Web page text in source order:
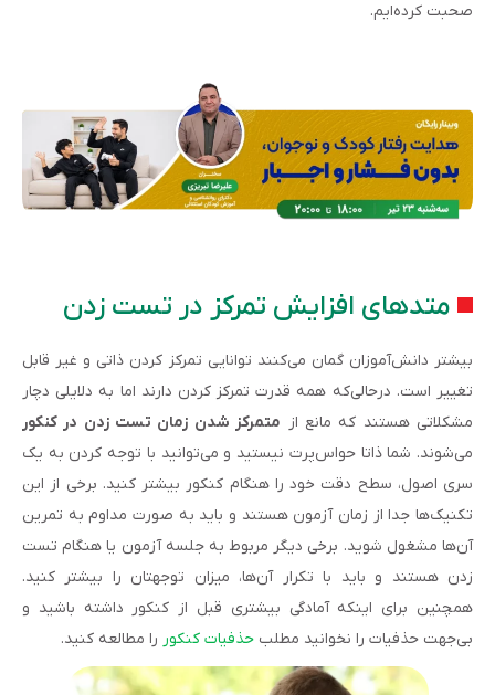
صحبت کرده‌ایم.
متدهای افزایش تمرکز در تست زدن
بیشتر دانش‌آموزان گمان می‌کنند توانایی تمرکز کردن ذاتی و غیر قابل
تغییر است. درحالی‌که همه قدرت تمرکز کردن دارند اما به دلایلی دچار
مشکلاتی هستند که مانع از متمرکز شدن زمان تست زدن در کنکور
می‌شوند. شما ذاتا حواس‌پرت نیستید و می‌توانید با توجه کردن به یک
سری اصول، سطح دقت خود را هنگام کنکور بیشتر کنید. برخی از این
تکنیک‌ها جدا از زمان آزمون هستند و باید به صورت مداوم به تمرین
آن‌ها مشغول شوید. برخی دیگر مربوط به جلسه آزمون یا هنگام تست
زدن هستند و باید با تکرار آن‌ها، میزان توجهتان را بیشتر کنید.
همچنین برای اینکه آمادگی بیشتری قبل از کنکور داشته باشید و
بی‌جهت حذفیات را نخوانید مطلب حذفیات کنکور را مطالعه کنید.